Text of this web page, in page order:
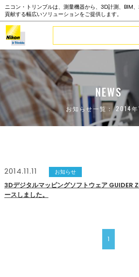
ニコン・トリンブルは、測量機器から、3D計測、BIM
貢献する幅広いソリューションをご提供します。
NEWS
お知らせ一覧： 2014年
2014.11.11 お知らせ
3Dデジタルマッピングソフトウェア GUIDER
ースしました。
1